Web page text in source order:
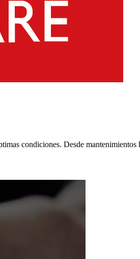
condiciones. Desde mantenimientos